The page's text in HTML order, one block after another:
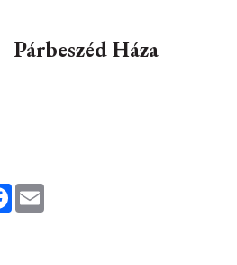
Párbeszéd Háza
Facebook
Email